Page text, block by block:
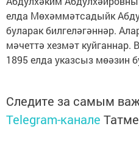
елда Мөхәммәтсадыйк
буларак билгеләгәннәр.
мәчеттә хезмәт куйганнар.
1895 елда указсыз мөәзин
Следите за самым
Telegram-канале